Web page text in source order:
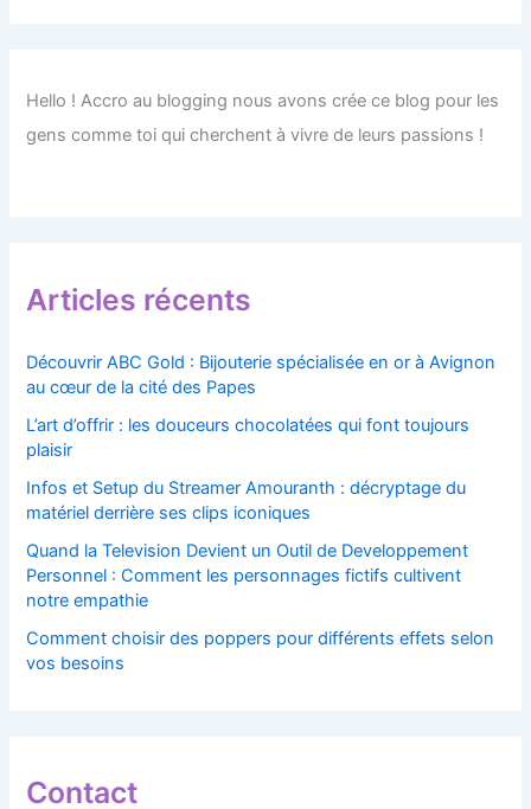
Hello ! Accro au blogging nous avons crée ce blog pour les
gens comme toi qui cherchent à vivre de leurs passions !
Articles récents
Découvrir ABC Gold : Bijouterie spécialisée en or à Avignon
au cœur de la cité des Papes
L’art d’offrir : les douceurs chocolatées qui font toujours
plaisir
Infos et Setup du Streamer Amouranth : décryptage du
matériel derrière ses clips iconiques
Quand la Television Devient un Outil de Developpement
Personnel : Comment les personnages fictifs cultivent
notre empathie
Comment choisir des poppers pour différents effets selon
vos besoins
Contact